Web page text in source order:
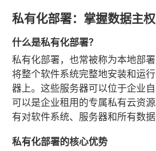
私有化部署：掌握数据主
什么是私有化部署？
私有化部署，也常被称为本地部署
将整个软件系统完整地安装和运
器上。这些服务器可以位于企业
可以是企业租用的专属私有云资
有对软件系统、服务器和所有数据
私有化部署的核心优势